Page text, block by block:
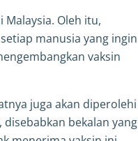
Oleh itu,
manusia yang ingin
vaksin
juga akan diperolehi
bekalan yang